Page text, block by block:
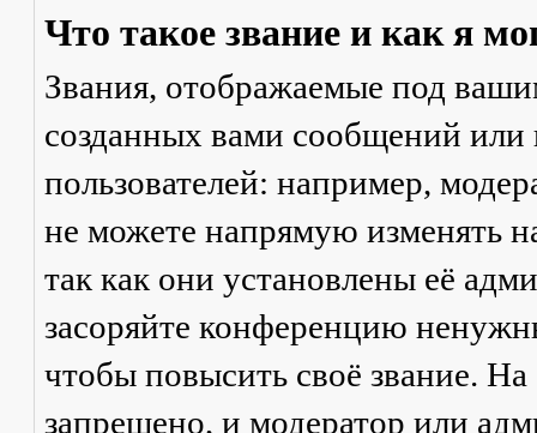
Что такое звание и как я
Звания, отображаемые под
созданных вами сообщений
пользователей: например,
не можете напрямую изменять
так как они установлены её
засоряйте конференцию
чтобы повысить своё звание.
запрещено, и модератор или